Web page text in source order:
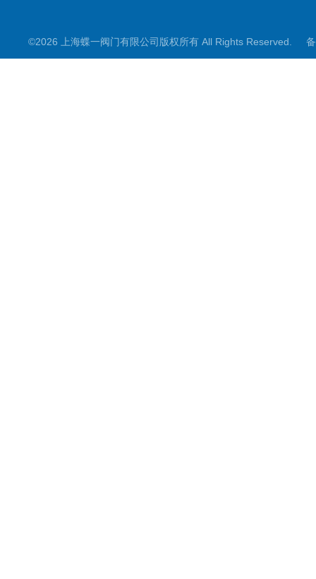
截止阀
©2026 上海蝶一阀门有限公司版权所有 All Rights Reserved.